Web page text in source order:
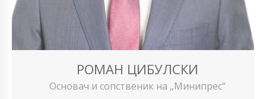
РОМАН ЦИБУЛСКИ
Основач и сопственик на „Минипрес“